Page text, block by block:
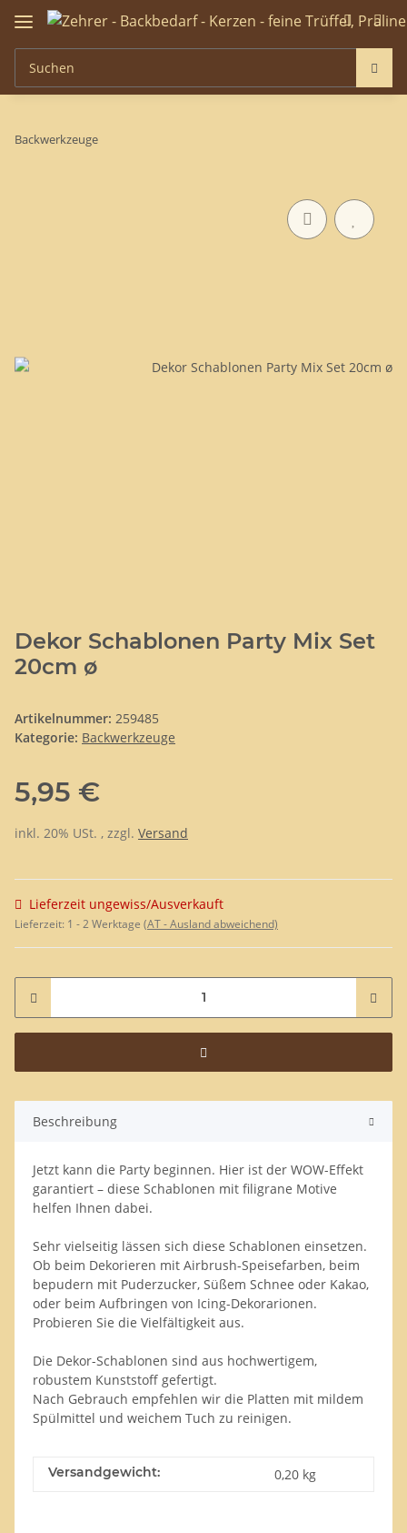
Backwerkzeuge
Dekor Schablonen Party Mix Set
20cm ø
Artikelnummer: 259485
Kategorie: Backwerkzeuge
5,95 €
inkl. 20% USt. , zzgl. Versand
Lieferzeit ungewiss/Ausverkauft
Lieferzeit: 1 - 2 Werktage (AT - Ausland abweichend)
Beschreibung
Jetzt kann die Party beginnen. Hier ist der WOW-Effekt
garantiert – diese Schablonen mit filigrane Motive
helfen Ihnen dabei.
Sehr vielseitig lässen sich diese Schablonen einsetzen.
Ob beim Dekorieren mit Airbrush-Speisefarben, beim
bepudern mit Puderzucker, Süßem Schnee oder Kakao,
oder beim Aufbringen von Icing-Dekorarionen.
Probieren Sie die Vielfältigkeit aus.
Die Dekor-Schablonen sind aus hochwertigem,
robustem Kunststoff gefertigt.
Nach Gebrauch empfehlen wir die Platten mit mildem
Spülmittel und weichem Tuch zu reinigen.
Versandgewicht: 0,20 kg